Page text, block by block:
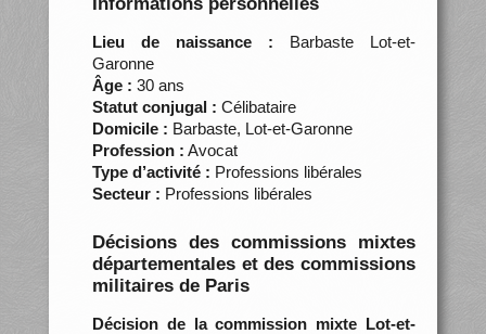
Lieu de naissance : Barbaste Lot-et-
Garonne
Âge : 30 ans
Statut conjugal : Célibataire
Domicile : Barbaste, Lot-et-Garonne
Profession : Avocat
Type d’activité : Professions libérales
Secteur : Professions libérales
Décisions des commissions mixtes
départementales et des commissions
militaires de Paris
Décision de la commission mixte Lot-et-